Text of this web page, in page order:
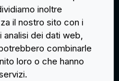
Dark, Riflettenti e
Offriamofiniture
in-the-Dark o
anche al buio. La
inoltre
il nostro sito con i
dei dati web,
combinarle
loro o che hanno